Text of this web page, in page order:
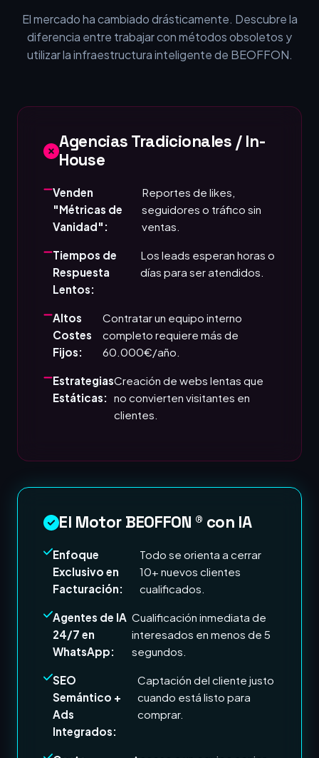
El mercado ha cambiado drásticamente. Descubre la
diferencia entre trabajar con métodos obsoletos y
utilizar la infraestructura inteligente de BEOFFON.
Agencias Tradicionales / In-
House
Venden
"Métricas de
Vanidad":
Reportes de likes,
seguidores o tráfico sin
ventas.
Tiempos de
Respuesta
Lentos:
Los leads esperan horas o
días para ser atendidos.
Altos
Costes
Fijos:
Contratar un equipo interno
completo requiere más de
60.000€/año.
Estrategias
Estáticas:
Creación de webs lentas que
no convierten visitantes en
clientes.
El Motor BEOFFON ® con IA
Enfoque
Exclusivo en
Facturación:
Todo se orienta a cerrar
10+ nuevos clientes
cualificados.
Agentes de IA
24/7 en
WhatsApp:
Cualificación inmediata de
interesados en menos de 5
segundos.
SEO
Semántico +
Ads
Integrados:
Captación del cliente justo
cuando está listo para
comprar.